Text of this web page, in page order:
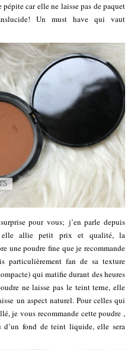
car elle ne laisse pas de paquet
Un must have qui vaut
pour vous; j’en parle depuis
elle allie petit prix et qualité, la
une poudre fine que je recommande
particulièrement fan de sa texture
qui matifie durant des heures
ne laisse pas le teint terne, elle
un aspect naturel. Pour celles qui
je vous recommande cette poudre ,
d’un fond de teint liquide, elle sera